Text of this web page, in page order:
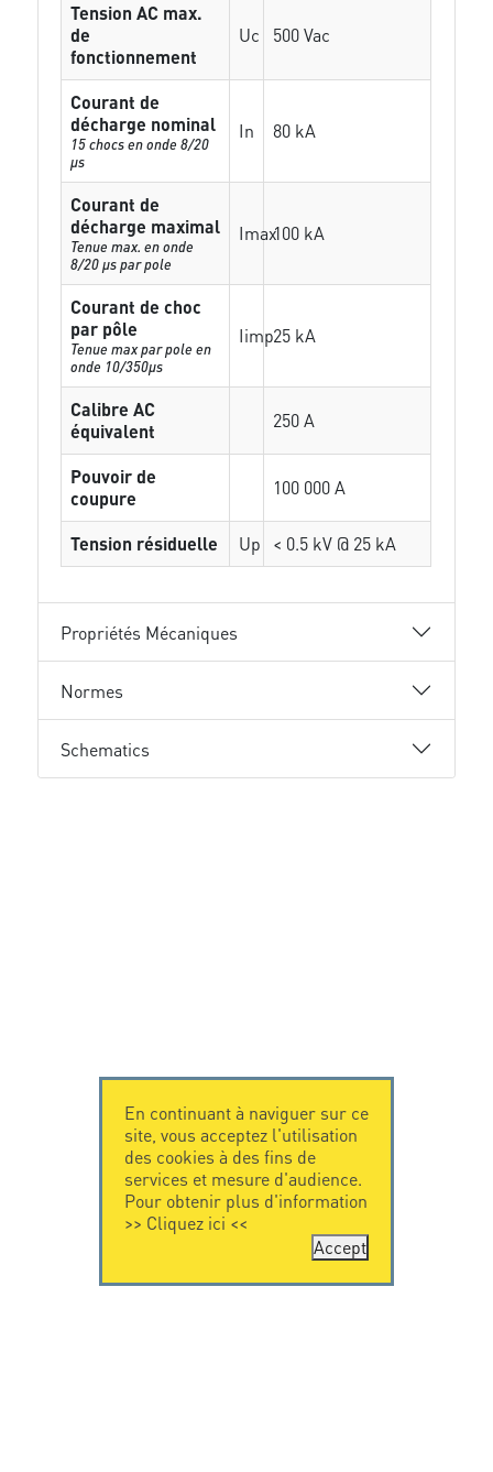
Tension AC max.
de
fonctionnement
Uc 500 Vac
Courant de
décharge nominal
15 chocs en onde 8/20
µs
In 80 kA
Courant de
décharge maximal
Tenue max. en onde
8/20 µs par pole
Imax100 kA
Courant de choc
par pôle
Tenue max par pole en
onde 10/350µs
Iimp25 kA
Calibre AC
équivalent
250 A
Pouvoir de
coupure
100 000 A
Tension résiduelle Up < 0.5 kV @ 25 kA
Propriétés Mécaniques
Normes
Schematics
En continuant à naviguer sur ce
site, vous acceptez l'utilisation
des cookies à des fins de
services et mesure d'audience.
Pour obtenir plus d'information
>> Cliquez ici <<
Accept